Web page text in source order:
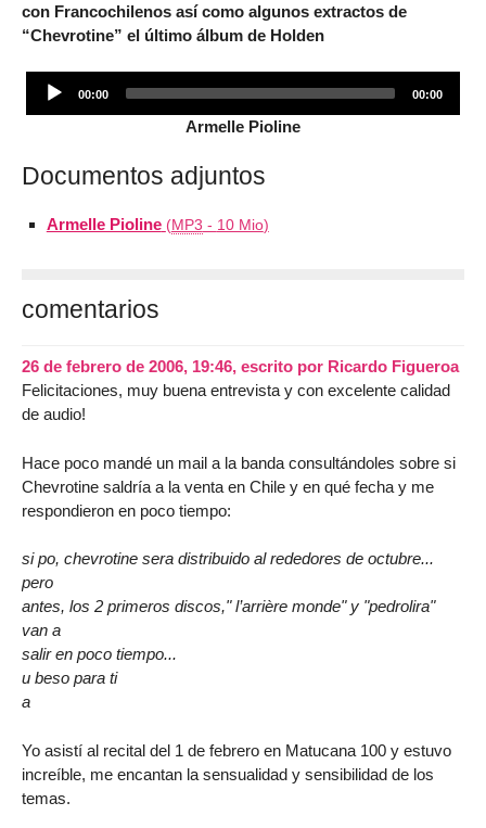
con Francochilenos así como algunos extractos de
“Chevrotine” el último álbum de Holden
00:00 00:00
Armelle Pioline
Documentos adjuntos
Armelle Pioline (MP3 - 10 Mio)
comentarios
26 de febrero de 2006, 19:46, escrito por Ricardo Figueroa
Felicitaciones, muy buena entrevista y con excelente calidad
de audio!
Hace poco mandé un mail a la banda consultándoles sobre si
Chevrotine saldría a la venta en Chile y en qué fecha y me
respondieron en poco tiempo:
si po, chevrotine sera distribuido al rededores de octubre...
pero
antes, los 2 primeros discos," l’arrière monde" y "pedrolira"
van a
salir en poco tiempo...
u beso para ti
a
Yo asistí al recital del 1 de febrero en Matucana 100 y estuvo
increíble, me encantan la sensualidad y sensibilidad de los
temas.